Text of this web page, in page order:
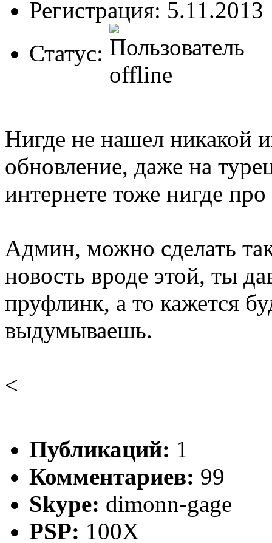
Регистрация: 5.11.2013
Статус:
Нигде не нашел никакой
обновление, даже на
интернете тоже нигде
Админ, можно сделать
новость вроде этой, ты
пруфлинк, а то кажется
выдумываешь.
<
Публикаций: 1
Комментариев: 99
Skype: dimonn-gage
PSP: 100X